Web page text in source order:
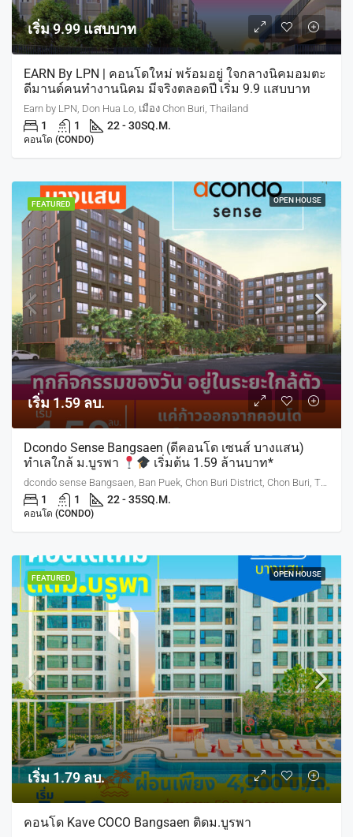
เริ่ม 9.99 แสบบาท
EARN By LPN | คอนโดใหม่ พร้อมอยู่ ใจกลางนิคมอมตะ
ดีมานด์คนทำงานนิคม มีจริงตลอดปี เริ่ม 9.9 แสบบาท
Earn by LPN, Don Hua Lo, เมือง Chon Buri, Thailand
1 1 22 - 30SQ.M.
คอนโด (CONDO)
FEATURED OPEN HOUSE
เริ่ม 1.59 ลบ.
Dcondo Sense Bangsaen (ดีคอนโด เซนส์ บางแสน)
ทำเลใกล้ ม.บูรพา
เริ่มต้น 1.59 ล้านบาท*
dcondo sense Bangsaen, Ban Puek, Chon Buri District, Chon Buri, Thailand
1 1 22 - 35SQ.M.
คอนโด (CONDO)
FEATURED OPEN HOUSE
เริ่ม 1.79 ลบ.
คอนโด Kave COCO Bangsaen ติดม.บูรพา